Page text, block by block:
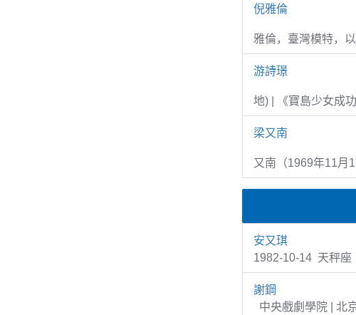
倪雅倫
雅倫，臺灣模特，
游詩璟
地) | 《寶島少女成
梁又南
又南（1969年11月
安又琪
1982-10-14 天秤座
謝鋼
中央戲劇學院 | 北